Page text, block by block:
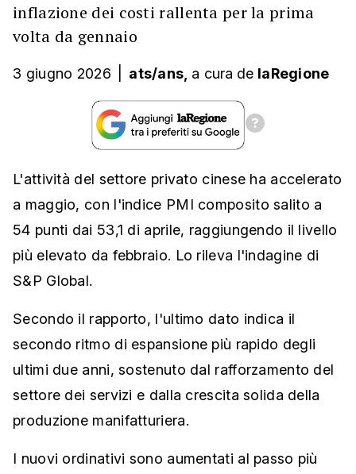
inflazione dei costi rallenta per la prima
volta da gennaio
3 giugno 2026 ats/ans, a cura de laRegione
L'attività del settore privato cinese ha accelerato
a maggio, con l'indice PMI composito salito a
54 punti dai 53,1 di aprile, raggiungendo il livello
più elevato da febbraio. Lo rileva l'indagine di
S&P Global.
Secondo il rapporto, l'ultimo dato indica il
secondo ritmo di espansione più rapido degli
ultimi due anni, sostenuto dal rafforzamento del
settore dei servizi e dalla crescita solida della
produzione manifatturiera.
I nuovi ordinativi sono aumentati al passo più